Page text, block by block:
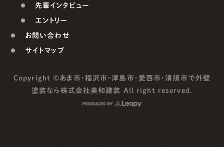
先輩インタビュー
エントリー
お問い合わせ
サイトマップ
Copyright ©あま市・稲沢市・津島市・愛西市・清須市で外壁
塗装なら株式会社美和建装 All right reserved.